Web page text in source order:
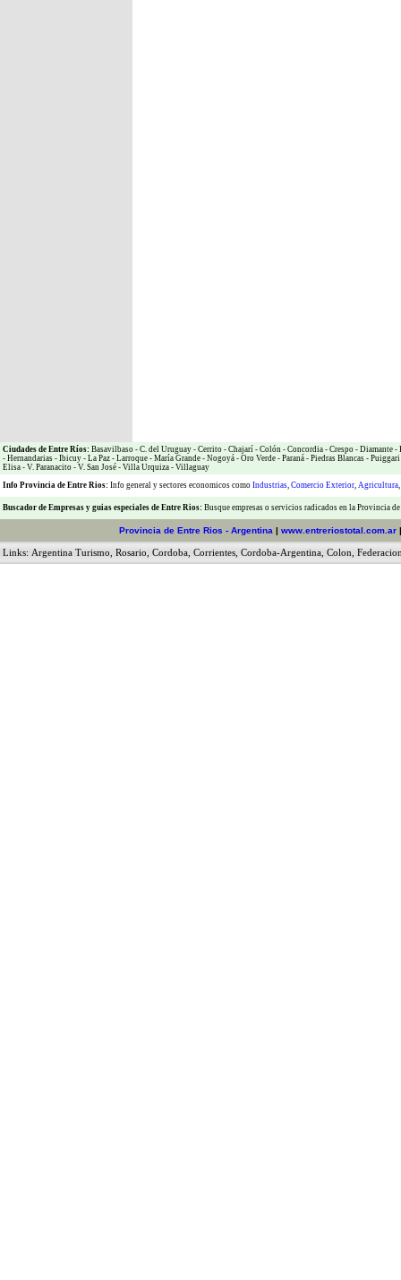
Ciudades de Entre Ríos: Basavilbaso - C. del Uruguay - Cerrito - Chajarí - Colón - Concordia - Crespo - Diamante -
- Hernandarias - Ibicuy - La Paz - Larroque - María Grande - Nogoyá - Oro Verde - Paraná - Piedras Blancas - Puiggari
Elisa - V. Paranacito - V. San José - Villa Urquiza - Villaguay
Info Provincia de Entre Rios: Info general y sectores economicos como Industrias, Comercio Exterior, Agricultura,
Buscador de Empresas y guias especiales de Entre Rios: Busque empresas o servicios radicados en la Provincia
Provincia de Entre Rios - Argentina | www.entreriostotal.com.ar
Links: Argentina Turismo Rosario Cordoba Corrientes Cordoba-Argentina Colon